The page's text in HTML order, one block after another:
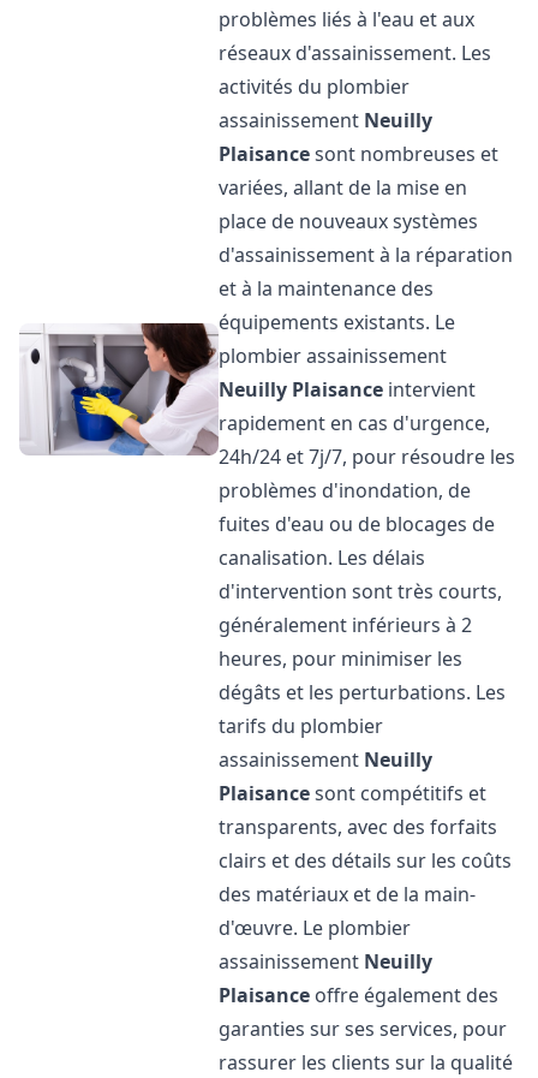
problèmes liés à l'eau et aux
réseaux d'assainissement. Les
activités du plombier
assainissement Neuilly
Plaisancesont nombreuses et
variées, allant de la mise en
place de nouveaux systèmes
d'assainissement à la réparation
et à la maintenance des
équipements existants. Le
plombier assainissement
Neuilly Plaisance intervient
rapidement en cas d'urgence,
24h/24 et 7j/7, pour résoudre les
problèmes d'inondation, de
fuites d'eau ou de blocages de
canalisation. Les délais
d'intervention sont très courts,
généralement inférieurs à 2
heures, pour minimiser les
dégâts et les perturbations. Les
tarifs du plombier
assainissement Neuilly
Plaisancesont compétitifs et
transparents, avec des forfaits
clairs et des détails sur les coûts
des matériaux et de la main-
d'œuvre. Le plombier
assainissement Neuilly
Plaisance offre également des
garanties sur ses services, pour
rassurer les clients sur la qualité